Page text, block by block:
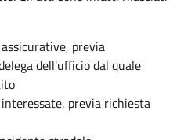
previa
dell'ufficio dal quale
previa richiesta